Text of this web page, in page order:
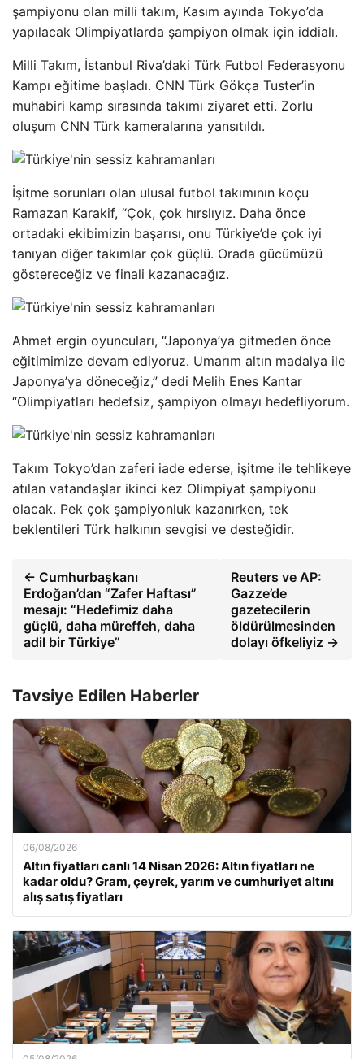
şampiyonu olan milli takım, Kasım ayında Tokyo’da
yapılacak Olimpiyatlarda şampiyon olmak için iddialı.
Milli Takım, İstanbul Riva’daki Türk Futbol Federasyonu
Kampı eğitime başladı. CNN Türk Gökça Tuster’in
muhabiri kamp sırasında takımı ziyaret etti. Zorlu
oluşum CNN Türk kameralarına yansıtıldı.
İşitme sorunları olan ulusal futbol takımının koçu
Ramazan Karakif, “Çok, çok hırslıyız. Daha önce
ortadaki ekibimizin başarısı, onu Türkiye’de çok iyi
tanıyan diğer takımlar çok güçlü. Orada gücümüzü
göstereceğiz ve finali kazanacağız.
Ahmet ergin oyuncuları, “Japonya’ya gitmeden önce
eğitimimize devam ediyoruz. Umarım altın madalya ile
Japonya’ya döneceğiz,” dedi Melih Enes Kantar
“Olimpiyatları hedefsiz, şampiyon olmayı hedefliyorum.
Takım Tokyo’dan zaferi iade ederse, işitme ile tehlikeye
atılan vatandaşlar ikinci kez Olimpiyat şampiyonu
olacak. Pek çok şampiyonluk kazanırken, tek
beklentileri Türk halkının sevgisi ve desteğidir.
← Cumhurbaşkanı
Erdoğan’dan “Zafer Haftası”
mesajı: “Hedefimiz daha
güçlü, daha müreffeh, daha
adil bir Türkiye”
Reuters ve AP:
Gazze’de
gazetecilerin
öldürülmesinden
dolayı öfkeliyiz →
Tavsiye Edilen Haberler
06/08/2026
Altın fiyatları canlı 14 Nisan 2026: Altın fiyatları ne
kadar oldu? Gram, çeyrek, yarım ve cumhuriyet altını
alış satış fiyatları